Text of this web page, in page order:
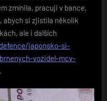
zmínila, pracuji v bance,
abych si zjistila několik
ale i dalších
japonsko-si-
vozidel-mcv-